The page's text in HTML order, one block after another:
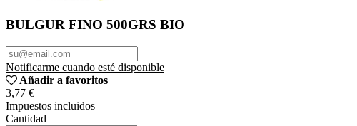
BULGUR FINO 500GRS BIO
Notificarme cuando esté disponible
Añadir a favoritos
3,77 €
Impuestos incluidos
Cantidad